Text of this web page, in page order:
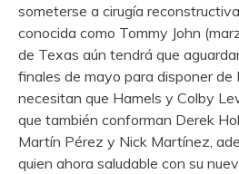
someterse a cirugía
conocida como Tommy John
de Texas aún tendrá que
finales de mayo para disponer de
necesitan que Hamels y Colby
que también conforman Derek
Martín Pérez y Nick Martínez,
quien ahora saludable con su